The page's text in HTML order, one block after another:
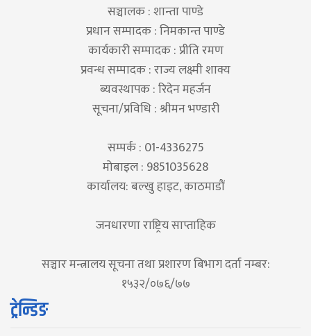
सञ्चालक : शान्ता पाण्डे
प्रधान सम्पादक : निमकान्त पाण्डे
कार्यकारी सम्पादक : प्रीति रमण
प्रवन्ध सम्पादक : राज्य लक्ष्मी शाक्य
ब्यवस्थापक : रिदेन महर्जन
सूचना/प्रविधि : श्रीमन भण्डारी
सम्पर्क : 01-4336275
मोबाइल : 9851035628
कार्यालय: बल्खु हाइट, काठमाडौं
जनधारणा राष्ट्रिय साप्ताहिक
सञ्चार मन्त्रालय सूचना तथा प्रशारण बिभाग दर्ता नम्बर:
१५३२/०७६/७७
ट्रेन्डिङ